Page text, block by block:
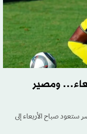
ومصير
صباح الأربعاء إلى